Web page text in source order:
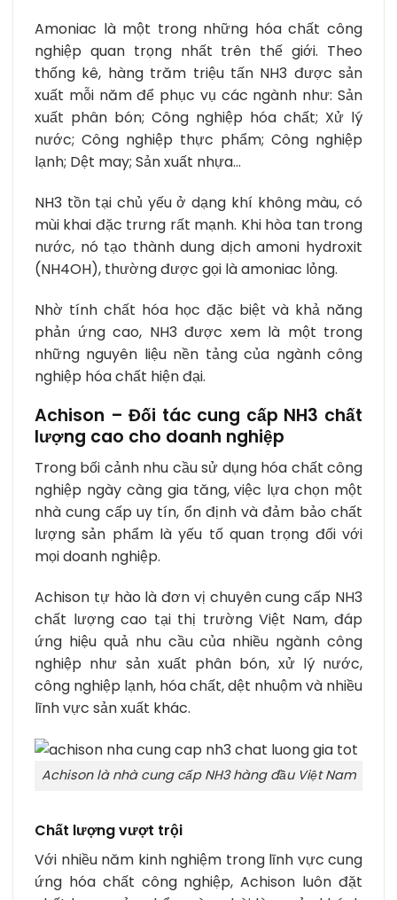
Amoniac là một trong những hóa chất công
nghiệp quan trọng nhất trên thế giới. Theo
thống kê, hàng trăm triệu tấn NH3 được sản
xuất mỗi năm để phục vụ các ngành như: Sản
xuất phân bón; Công nghiệp hóa chất; Xử lý
nước; Công nghiệp thực phẩm; Công nghiệp
lạnh; Dệt may; Sản xuất nhựa…
NH3 tồn tại chủ yếu ở dạng khí không màu, có
mùi khai đặc trưng rất mạnh. Khi hòa tan trong
nước, nó tạo thành dung dịch amoni hydroxit
(NH4OH), thường được gọi là amoniac lỏng.
Nhờ tính chất hóa học đặc biệt và khả năng
phản ứng cao, NH3 được xem là một trong
những nguyên liệu nền tảng của ngành công
nghiệp hóa chất hiện đại.
Achison – Đối tác cung cấp NH3 chất
lượng cao cho doanh nghiệp
Trong bối cảnh nhu cầu sử dụng hóa chất công
nghiệp ngày càng gia tăng, việc lựa chọn một
nhà cung cấp uy tín, ổn định và đảm bảo chất
lượng sản phẩm là yếu tố quan trọng đối với
mọi doanh nghiệp.
Achison tự hào là đơn vị chuyên cung cấp NH3
chất lượng cao tại thị trường Việt Nam, đáp
ứng hiệu quả nhu cầu của nhiều ngành công
nghiệp như sản xuất phân bón, xử lý nước,
công nghiệp lạnh, hóa chất, dệt nhuộm và nhiều
lĩnh vực sản xuất khác.
Achison là nhà cung cấp NH3 hàng đầu Việt Nam
Chất lượng vượt trội
Với nhiều năm kinh nghiệm trong lĩnh vực cung
ứng hóa chất công nghiệp, Achison luôn đặt